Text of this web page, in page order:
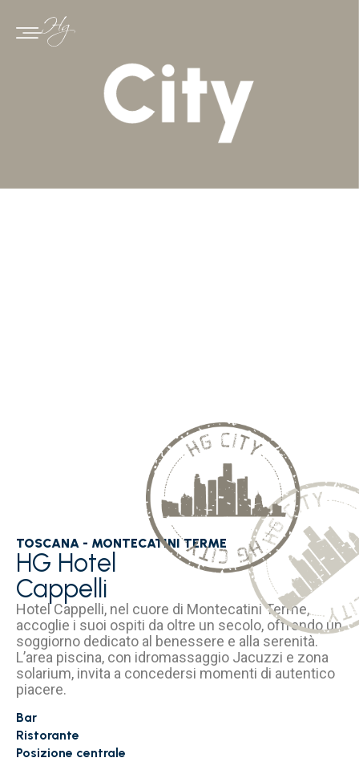
TOSCANA - MONTECATINI TERME
HG Hotel
Cappelli
Hotel Cappelli, nel cuore di Montecatini Terme,
accoglie i suoi ospiti da oltre un secolo, offrendo un
soggiorno dedicato al benessere e alla serenità.
L’area piscina, con idromassaggio Jacuzzi e zona
solarium, invita a concedersi momenti di autentico
piacere.
Bar
Ristorante
Posizione centrale